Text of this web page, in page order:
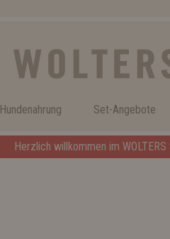
Hundenahrung Set-Angebote
Herzlich willkommen im WOLTERS